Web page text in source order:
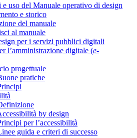
e uso del Manuale operativo di design
e storico
del manuale
al manuale
per i servizi pubblici digitali
l’amministrazione digitale (e-
progettuale
pratiche
by design
per l’accessibilità
guida e criteri di successo